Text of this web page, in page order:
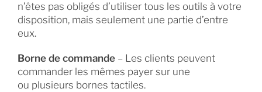
n’êtes pas obligés d’utiliser tous les outils à votre
disposition, mais seulement une partie d’entre
eux.
Borne de commande– Les clients peuvent
commander les mêmes payer sur une
ou plusieurs bornes tactiles.